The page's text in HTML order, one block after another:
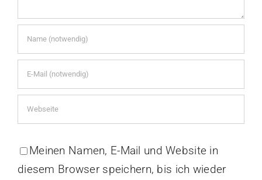
Meinen Namen, E-Mail und Website in
diesem Browser speichern, bis ich wieder